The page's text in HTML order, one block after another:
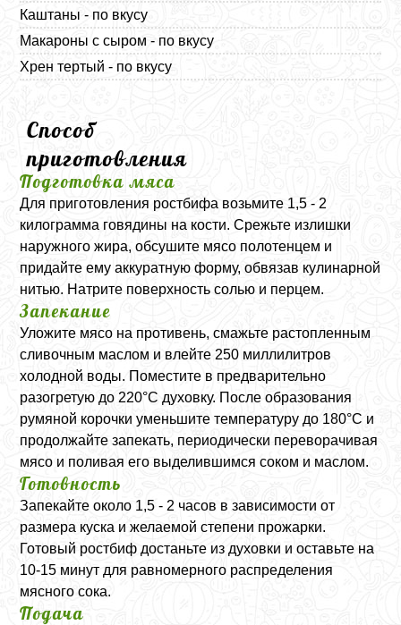
Каштаны - по вкусу
Макароны с сыром - по вкусу
Хрен тертый - по вкусу
Способ
приготовления
Подготовка мяса
Для приготовления ростбифа возьмите 1,5 - 2
килограмма говядины на кости. Срежьте излишки
наружного жира, обсушите мясо полотенцем и
придайте ему аккуратную форму, обвязав кулинарной
нитью. Натрите поверхность солью и перцем.
Запекание
Уложите мясо на противень, смажьте растопленным
сливочным маслом и влейте 250 миллилитров
холодной воды. Поместите в предварительно
разогретую до 220°C духовку. После образования
румяной корочки уменьшите температуру до 180°C и
продолжайте запекать, периодически переворачивая
мясо и поливая его выделившимся соком и маслом.
Готовность
Запекайте около 1,5 - 2 часов в зависимости от
размера куска и желаемой степени прожарки.
Готовый ростбиф достаньте из духовки и оставьте на
10-15 минут для равномерного распределения
мясного сока.
Подача